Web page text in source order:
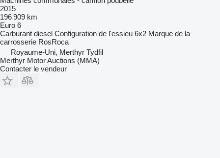
2015
196 909 km
Euro 6
Carburant diesel Configuration de l'essieu 6x2 Marque de la
carrosserie RosRoca
Royaume-Uni, Merthyr Tydfil
Merthyr Motor Auctions (MMA)
Contacter le vendeur